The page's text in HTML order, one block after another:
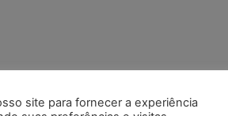
site para fornecer a experiência